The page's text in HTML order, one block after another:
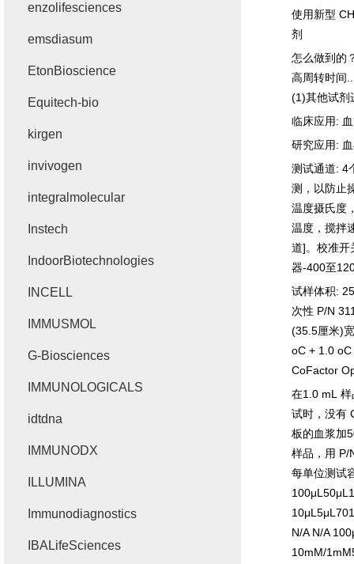
使用新型
剂
怎么做到的
高周转时间
(1)其他试剂
临床应用:
研究应用:
测试通道: 4
测，以防止
温度摄氏度
温度，搅拌
道]。校准开
器-400至
试样体积:
次性 P/N
(35.5厘米)
oC + 1.0 oC
CoFactor
在1.0 mL 样
试时，没有
板的血浆加
样品，用 P/
每单位测试
N/A N/A
10mM/
enzolifesciences
emsdiasum
EtonBioscience
Equitech-bio
kirgen
invivogen
integralmolecular
Instech
IndoorBiotechnologies
INCELL
IMMUSMOL
G-Biosciences
IMMUNOLOGICALS
idtdna
IMMUNODX
ILLUMINA
Immunodiagnostics
IBALifeSciences